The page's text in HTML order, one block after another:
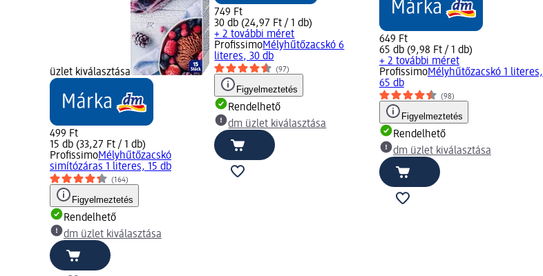
üzlet kiválasztása
499 Ft
15 db (33,27 Ft / 1 db)
ProfissimoMélyhűtőzacskó
simítózáras 1 literes, 15 db
(164)
Figyelmeztetés
Rendelhető
dm üzlet kiválasztása
749 Ft
30 db (24,97 Ft / 1 db)
+ 2 további méret
ProfissimoMélyhűtőzacskó 6
literes, 30 db
(97)
Figyelmeztetés
Rendelhető
dm üzlet kiválasztása
649 Ft
65 db (9,98 Ft / 1 db)
+ 2 további méret
ProfissimoMélyhűtőzacskó 1 literes,
65 db
(98)
Figyelmeztetés
Rendelhető
dm üzlet kiválasztása